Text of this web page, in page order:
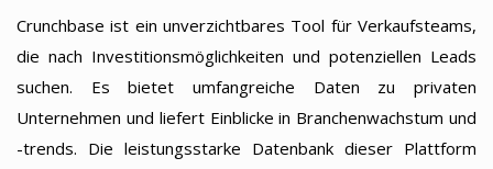
Crunchbase ist ein unverzichtbares Tool für Verkaufsteams,
die nach Investitionsmöglichkeiten und potenziellen Leads
suchen. Es bietet umfangreiche Daten zu privaten
Unternehmen und liefert Einblicke in Branchenwachstum und
-trends. Die leistungsstarke Datenbank dieser Plattform